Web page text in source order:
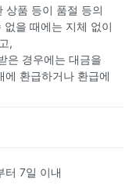
상품 등이 품절 등의
을 때에는 지체 없이
,
은 경우에는 대금을
에 환급하거나 환급에
터 7일 이내